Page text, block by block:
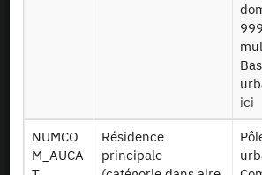
ici
NUMCO
M_AUCA
Résidence
principale
Pôle urbain - Pôle
En tant que simple visiteur, la navigation sur le site du
Le projet Equipex CASD a reçu une aide